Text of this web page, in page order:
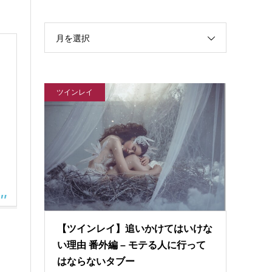
月を選択
ツインレイ
【ツインレイ】追いかけてはいけな
い理由 番外編 – モテる人に行って
はならないタブー